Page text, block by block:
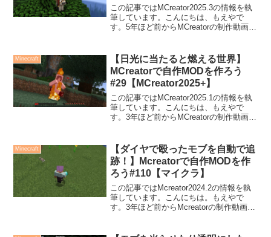
この記事ではMCreator2025.3の情報を執
筆しています。こんにちは、もえやで
す。5年ほど前からMCreatorの制作動画を
ムされた狼がスポーンするMOD...
Minecraft
【日光に当たると燃える世界】
MCreatorで自作MODを作ろう
#29【MCreator2025+】
この記事ではMCreator2025.1の情報を執
筆しています。こんにちは、もえやで
す。3年ほど前からMCreatorの制作動画を
たると燃えるようにしてみます！...
Minecraft
【ダイヤで殴ったモブを自動で追
跡！】Mcreatorで自作MODを作
ろう#110【マイクラ】
この記事ではMcreator2024.2の情報を執
筆しています。こんにちは。もえやで
す。3年ほど前からMcreatorの制作動画を